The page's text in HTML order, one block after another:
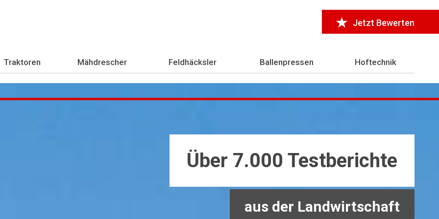
Jetzt Bewerten
Traktoren Mähdrescher Feldhäcksler Ballenpressen Hoftechnik
Über 7.000 Testberichte
aus der Landwirtschaft